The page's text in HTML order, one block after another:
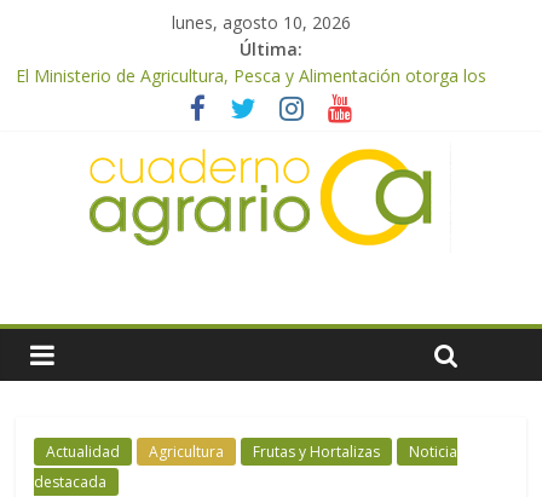
lunes, agosto 10, 2026
Última:
El Ministerio de Agricultura, Pesca y Alimentación otorga los
premios Alimentos de España a los mejores quesos 2026
UPA Granada advierte de una vendimia marcada por el
desplome de la demanda, que obligará a muchos viticultores a
dejar la uva en el campo
El Ministerio de Agricultura, Pesca y Alimentación impulsa un
nuevo protocolo de certificación del ibérico para reforzar la
meteorológicas y la incertidumbre en los precios
El Ministerio de Agricultura, Pesca y Alimentación autoriza el
Actualidad Agricultura Frutas y Hortalizas
Noticia
destacada